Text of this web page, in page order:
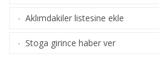
· Aklımdakiler listesine ekle
· Stoga girince haber ver